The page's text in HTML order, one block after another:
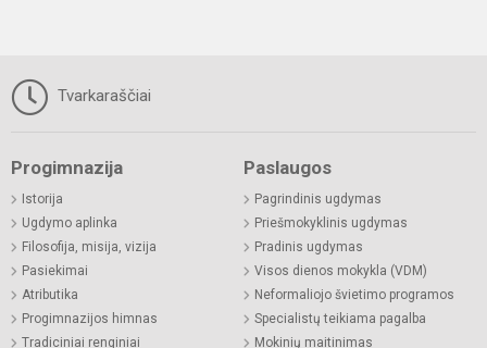
Tvarkaraščiai
Progimnazija
Istorija
Ugdymo aplinka
Filosofija, misija, vizija
Pasiekimai
Atributika
Progimnazijos himnas
Tradiciniai renginiai
Paslaugos
Pagrindinis ugdymas
Priešmokyklinis ugdymas
Pradinis ugdymas
Visos dienos mokykla (VDM)
Neformaliojo švietimo programos
Specialistų teikiama pagalba
Mokinių maitinimas